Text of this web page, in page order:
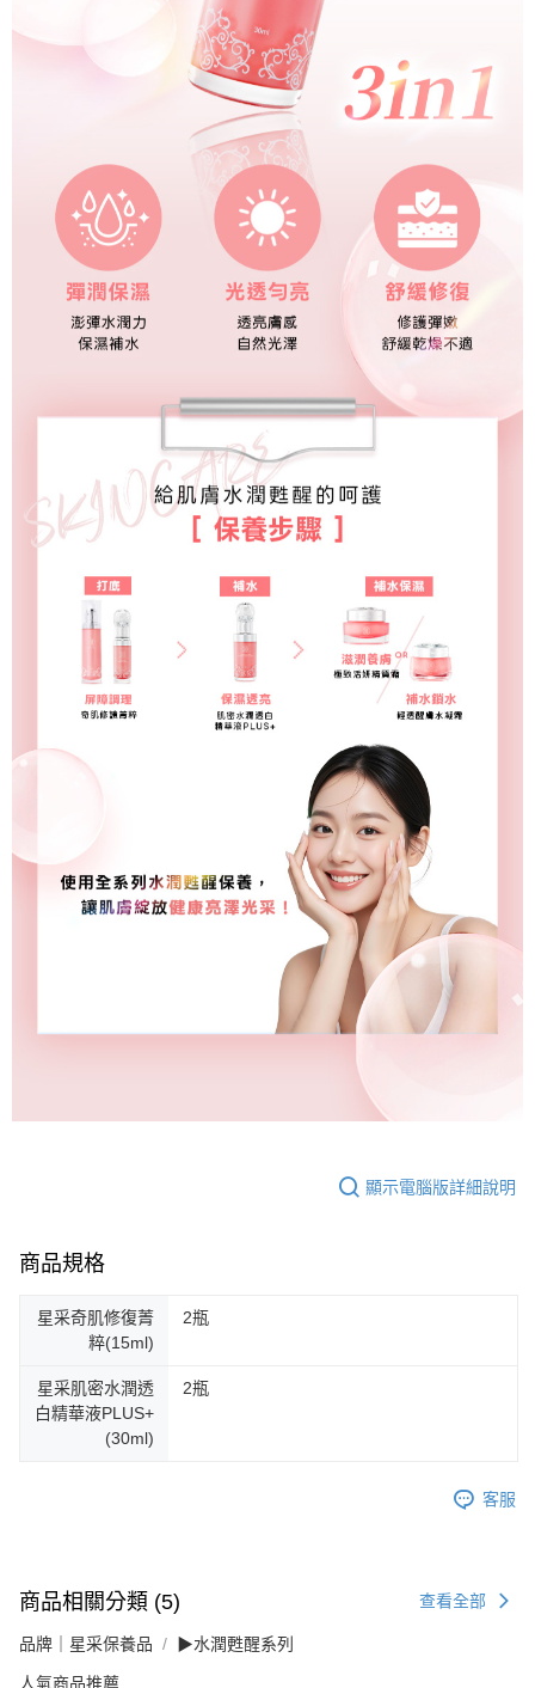
顯示電腦版詳細說明
商品規格
星采奇肌修復菁
粹(15ml)
2瓶
星采肌密水潤透
白精華液PLUS+
(30ml)
2瓶
客服
商品相關分類 (5) 查看全部
品牌｜星采保養品 ▶水潤甦醒系列
人氣商品推薦